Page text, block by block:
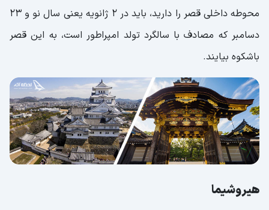
محوطه داخلی قصر را دارید، باید در ۲ ژانویه یعنی سال نو و ۲۳
دسامبر که مصادف با سالگرد تولد امپراطور است، به این قصر
باشکوه بیایند.
هیروشیما